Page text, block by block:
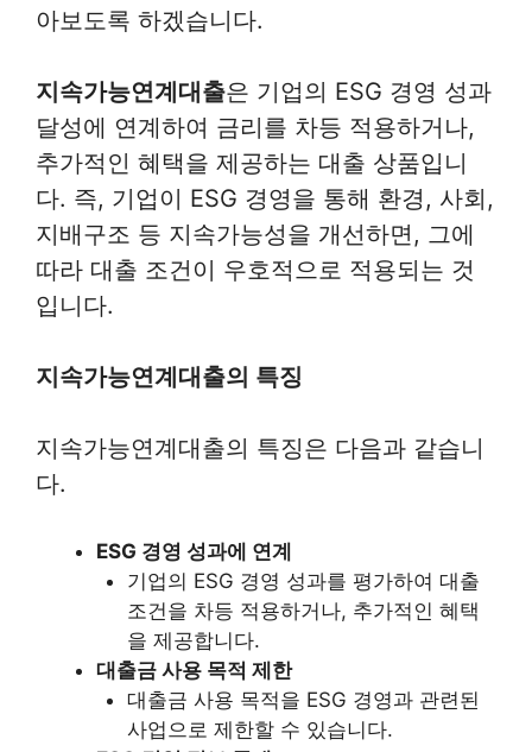
아보도록 하겠습니다.
지속가능연계대출은 기업의 ESG 경영 성과
달성에 연계하여 금리를 차등 적용하거나,
추가적인 혜택을 제공하는 대출 상품입니
다. 즉, 기업이 ESG 경영을 통해 환경, 사회,
지배구조 등 지속가능성을 개선하면, 그에
따라 대출 조건이 우호적으로 적용되는 것
입니다.
지속가능연계대출의 특징
지속가능연계대출의 특징은 다음과 같습니
다.
ESG 경영 성과에 연계
기업의 ESG 경영 성과를 평가하여 대출
조건을 차등 적용하거나, 추가적인 혜택
을 제공합니다.
대출금 사용 목적 제한
대출금 사용 목적을 ESG 경영과 관련된
사업으로 제한할 수 있습니다.